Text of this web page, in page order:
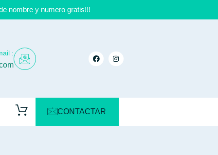
nombre y numero gratis!!!
:
CONTACTAR